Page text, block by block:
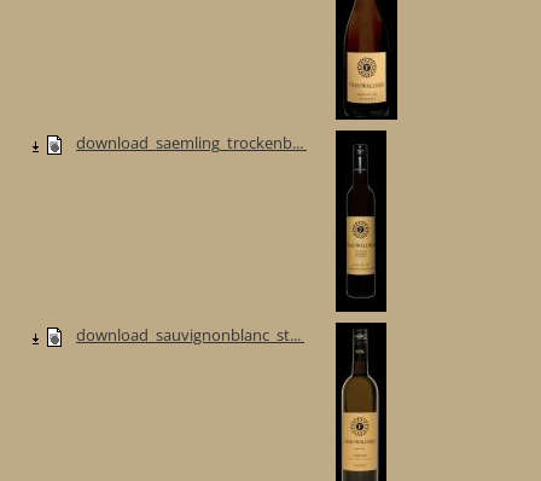
download_saemling_trockenb...
download_sauvignonblanc_st...